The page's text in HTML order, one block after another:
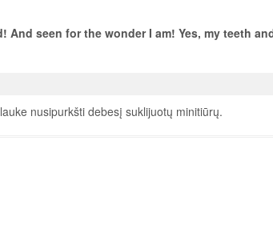
And seen for the wonder I am! Yes, my teeth
nusipurkšti debesį suklijuotų minitiūrų.